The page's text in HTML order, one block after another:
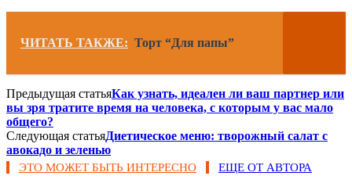
ЧИТАТЬ ТАКЖЕ: Торт “Для папы”
Предыдущая статьяКак узнать, идеален ли ваш партнер или
вы зря тратите время на человека, с которым у вас мало
общего?
Следующая статьяДиетическое меню: творожный салат с
авокадо и зеленью
ЭТО МОЖЕТ БЫТЬ ИНТЕРЕСНО ЕЩЕ ОТ АВТОРА